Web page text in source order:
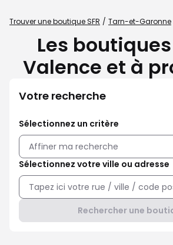
Trouver une boutique SFR Tarn-et-Garonne
Les boutiques
Valence et à
Votre recherche
Sélectionnez un critère
Affiner ma recherche
Sélectionnez votre ville ou adresse
Rechercher une